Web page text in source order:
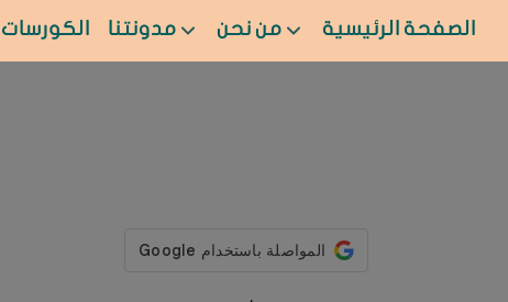
الصفحة الرئيسية من نحن مدونتنا الكورسات